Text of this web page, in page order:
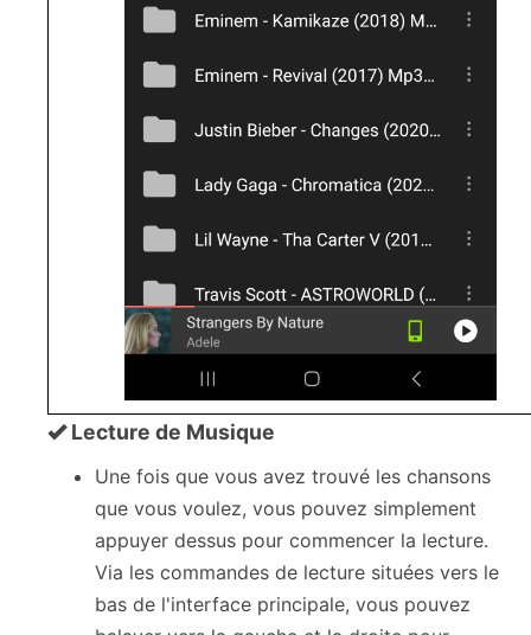
Lecture de Musique
Une fois que vous avez trouvé les chansons
que vous voulez, vous pouvez simplement
appuyer dessus pour commencer la lecture.
Via les commandes de lecture situées vers le
bas de l'interface principale, vous pouvez